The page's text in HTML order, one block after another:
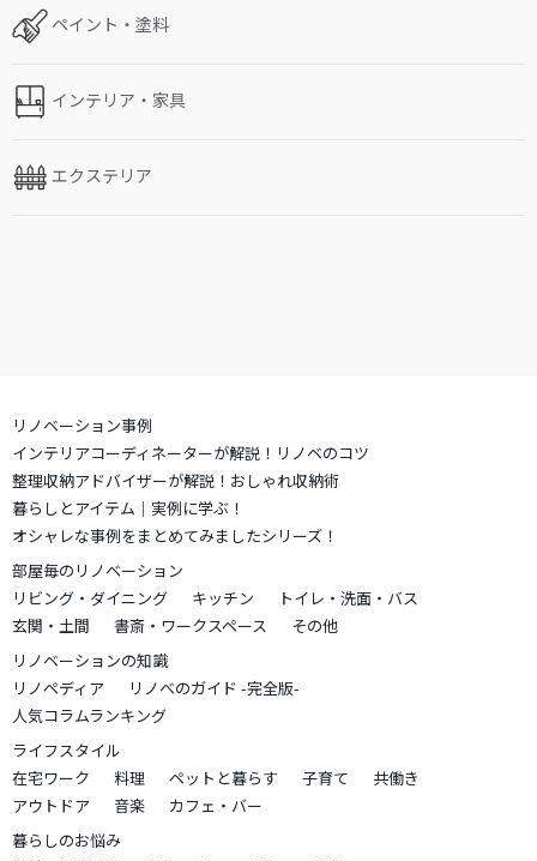
ペイント・塗料
インテリア・家具
エクステリア
リノベーション事例
インテリアコーディネーターが解説！リノベのコツ
整理収納アドバイザーが解説！おしゃれ収納術
暮らしとアイテム｜実例に学ぶ！
オシャレな事例をまとめてみましたシリーズ！
部屋毎のリノベーション
リビング・ダイニング
キッチン
トイレ・洗面・バス
玄関・土間
書斎・ワークスペース
その他
リノベーションの知識
リノペディア
リノベのガイド -完全版-
人気コラムランキング
ライフスタイル
在宅ワーク
料理 ペットと暮らす 子育て
共働き
アウトドア
音楽
カフェ・バー
暮らしのお悩み